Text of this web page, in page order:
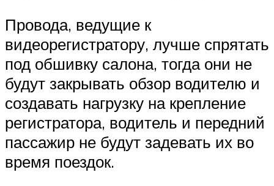
Провода, ведущие к
видеорегистратору, лучше спрятать
под обшивку салона, тогда они не
будут закрывать обзор водителю и
создавать нагрузку на крепление
регистратора, водитель и передний
пассажир не будут задевать их во
время поездок.